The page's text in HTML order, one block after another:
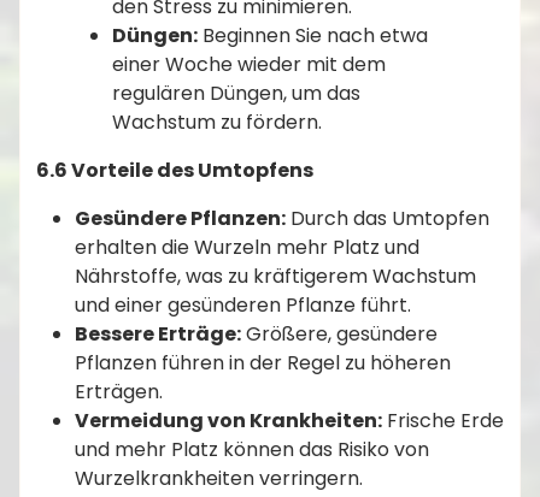
den Stress zu minimieren.
Düngen: Beginnen Sie nach etwa
einer Woche wieder mit dem
regulären Düngen, um das
Wachstum zu fördern.
6.6 Vorteile des Umtopfens
Gesündere Pflanzen: Durch das Umtopfen
erhalten die Wurzeln mehr Platz und
Nährstoffe, was zu kräftigerem Wachstum
und einer gesünderen Pflanze führt.
Bessere Erträge:Größere, gesündere
Pflanzen führen in der Regel zu höheren
Erträgen.
Vermeidung von Krankheiten: Frische Erde
und mehr Platz können das Risiko von
Wurzelkrankheiten verringern.